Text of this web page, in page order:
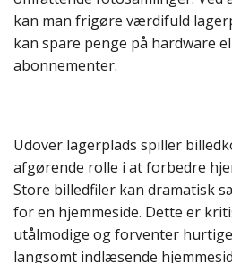
kan man frigøre værdifuld
kan spare penge på hardware
abonnementer.
Udover lagerplads spiller
afgørende rolle i at forbedre
Store billedfiler kan dramatisk
for en hjemmeside. Dette er
utålmodige og forventer
langsomt indlæsende